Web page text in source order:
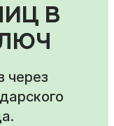
В
через